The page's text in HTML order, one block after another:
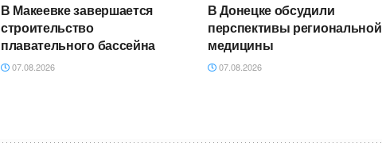
В Макеевке завершается
строительство
плавательного бассейна
07.08.2026
В Донецке обсудили
перспективы региональной
медицины
07.08.2026